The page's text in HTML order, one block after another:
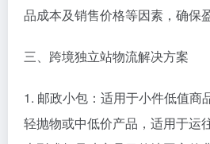
品成本及销售价格等因素，确保
三、跨境独立站物流解决方案
1. 邮政小包：适用于小件低值商
轻抛物或中低价产品，适用于运